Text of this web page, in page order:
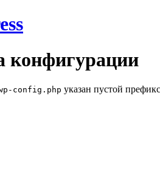
config.php указан пустой